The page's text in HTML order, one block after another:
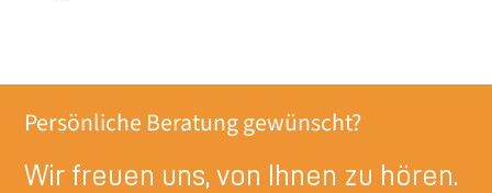
Persönliche Beratung gewünscht?
Wir freuen uns, von Ihnen zu hören.